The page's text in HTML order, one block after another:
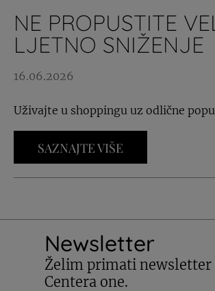
NE PROPUSTITE
LJETNO SNIŽENJE
16.06.2026
Uživajte u shoppingu uz odlične
SAZNAJTE VIŠE
Newsletter
Želim primati newsletter
Centera one.